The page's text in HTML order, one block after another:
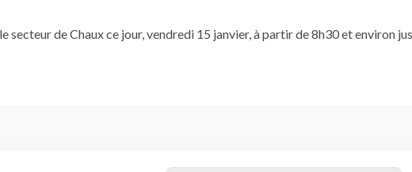
secteur de Chaux ce jour, vendredi 15 janvier, à partir de 8h30 et environ